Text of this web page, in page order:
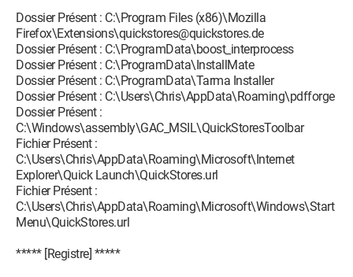
(x86)\DAEMON Tools Lite\DTLite.exe" -autorun
O4 - HKCU\..\Run: [Steam] "C:\Program Files
(x86)\Steam\steam.exe" -silent
O4 - HKUS\S-1-5-19\..\Run: [Sidebar]
%ProgramFiles%\Windows Sidebar\Sidebar.exe /autoRun
(User 'SERVICE LOCAL')
O4 - HKUS\S-1-5-19\..\RunOnce: [mctadmin]
C:\Windows\System32\mctadmin.exe (User 'SERVICE
LOCAL')
O4 - HKUS\S-1-5-20\..\Run: [Sidebar]
%ProgramFiles%\Windows Sidebar\Sidebar.exe /autoRun
(User 'SERVICE RÉSEAU')
O4 - HKUS\S-1-5-20\..\RunOnce: [mctadmin]
C:\Windows\System32\mctadmin.exe (User 'SERVICE
O8 - Extra context menu item: &Clean Traces - C:\Program
Dossier Présent : C:\Program Files (x86)\Mozilla
Firefox\Extensions\quickstores@quickstores.de
Dossier Présent : C:\ProgramData\boost_interprocess
Dossier Présent : C:\ProgramData\InstallMate
Dossier Présent : C:\ProgramData\Tarma Installer
Dossier Présent : C:\Users\Chris\AppData\Roaming\pdfforge
Dossier Présent :
C:\Windows\assembly\GAC_MSIL\QuickStoresToolbar
Fichier Présent :
C:\Users\Chris\AppData\Roaming\Microsoft\Internet
Explorer\Quick Launch\QuickStores.url
Fichier Présent :
C:\Users\Chris\AppData\Roaming\Microsoft\Windows\Start
Menu\QuickStores.url
***** [Registre] *****